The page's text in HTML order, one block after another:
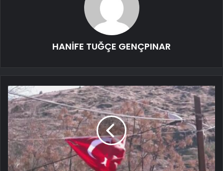
HANİFE TUĞÇE GENÇPINAR